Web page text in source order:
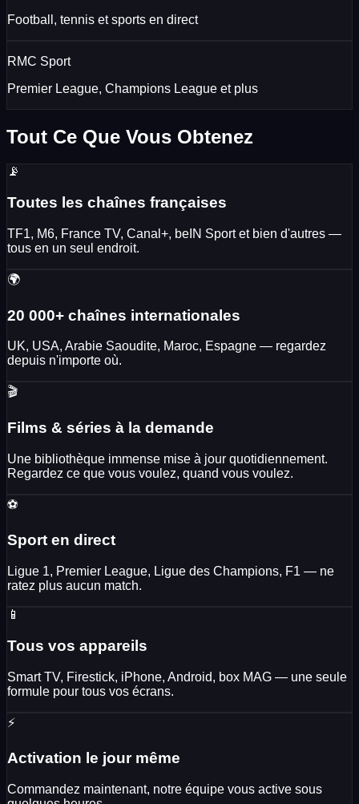
Football, tennis et sports en direct
RMC Sport
Premier League, Champions League et plus
Tout Ce Que Vous Obtenez
📡
Toutes les chaînes françaises
TF1, M6, France TV, Canal+, beIN Sport et bien d'autres —
tous en un seul endroit.
🌍
20 000+ chaînes internationales
UK, USA, Arabie Saoudite, Maroc, Espagne — regardez
depuis n'importe où.
🎬
Films & séries à la demande
Une bibliothèque immense mise à jour quotidiennement.
Regardez ce que vous voulez, quand vous voulez.
⚽
Sport en direct
Ligue 1, Premier League, Ligue des Champions, F1 — ne
ratez plus aucun match.
📱
Tous vos appareils
Smart TV, Firestick, iPhone, Android, box MAG — une seule
formule pour tous vos écrans.
⚡
Activation le jour même
Commandez maintenant, notre équipe vous active sous